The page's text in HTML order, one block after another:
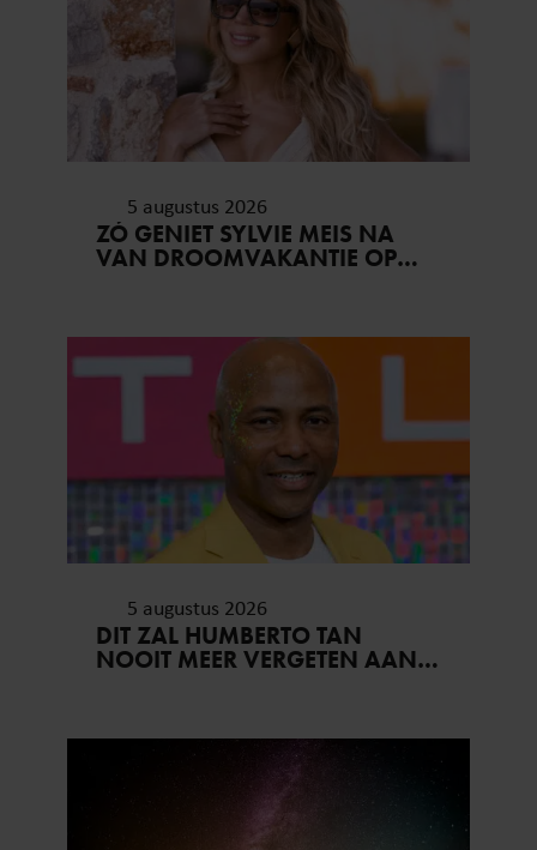
5 augustus 2026
ZÓ GENIET SYLVIE MEIS NA
VAN DROOMVAKANTIE OP
5 augustus 2026
DIT ZAL HUMBERTO TAN
NOOIT MEER VERGETEN AAN